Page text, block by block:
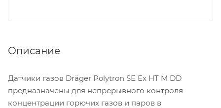
Описание
Датчики газов Dräger Polytron SE Ex HT M DD
предназначены для непрерывного контроля
концентрации горючих газов и паров в